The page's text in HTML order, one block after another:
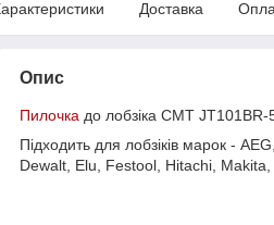
Доставка
Опис
Пилочка до лобзіка CMT JT101BR-
Підходить для лобзіків марок -
Dewalt, Elu, Festool, Hitachi, Makita,